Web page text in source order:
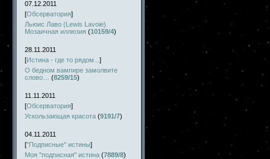
07.12.2011
[Обсерватория]
Льюис Лаво (Lewis Lavoie).
Мозаичная иллюзия (10159/4)
28.11.2011
[Истина - где то рядом... ]
О бедном вампире замолвите
слово…
(8259/15)
11.11.2011
[Обсерватория]
Ускользающая красота (9191/7)
04.11.2011
["Подписные" истины]
Моя "подписная" истина (7889/8)